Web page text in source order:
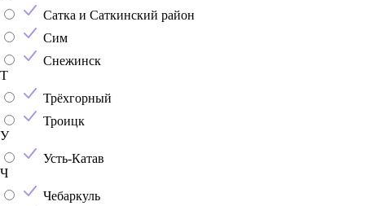
Сатка и Саткинский район
Сим
Снежинск
Т
Трёхгорный
Троицк
У
Усть-Катав
Ч
Чебаркуль